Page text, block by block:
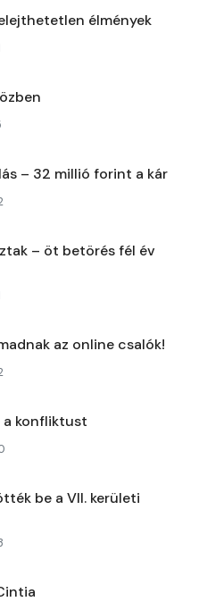
élmények
– 32 millió forint a kár
– öt betörés fél év
az online csalók!
a konfliktust
be a VII. kerületi